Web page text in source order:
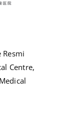
Resmi
Centre,